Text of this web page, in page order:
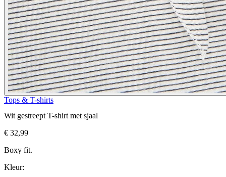
Tops & T-shirts
Wit gestreept T-shirt met sjaal
€ 32,99
Boxy fit.
Kleur: